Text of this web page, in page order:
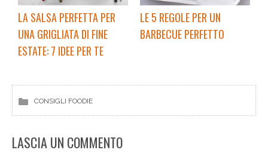
LA SALSA PERFETTA PER
UNA GRIGLIATA DI FINE
ESTATE: 7 IDEE PER TE
LE 5 REGOLE PER UN
BARBECUE PERFETTO
CONSIGLI FOODIE
LASCIA UN COMMENTO